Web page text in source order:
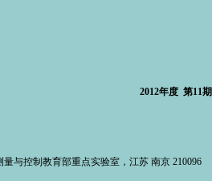
2012年度 第11期
与控制教育部重点实验室，江苏 南京 210096